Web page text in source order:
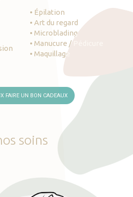
• Épilation
• Art du regard
• Microblading
• Manucure / Pédicure
• Maquillage
FAIRE UN BON CADEAUX
soins